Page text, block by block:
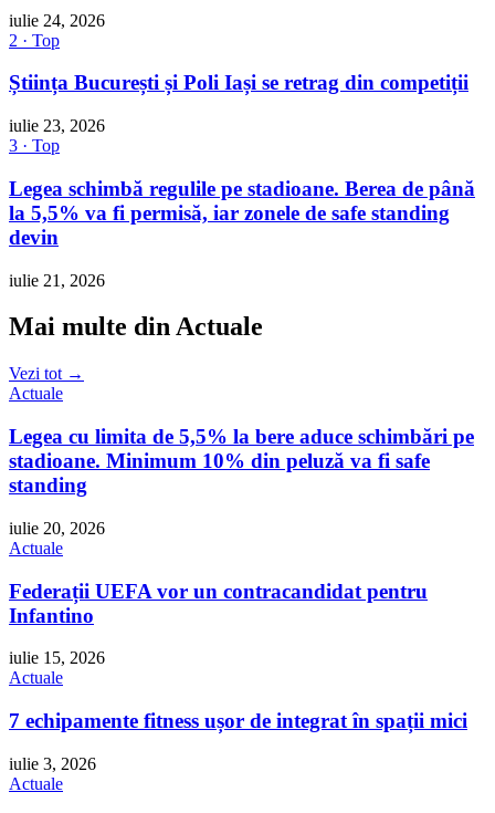
iulie 24, 2026
2 · Top
Știința București și Poli Iași se retrag din competiții
iulie 23, 2026
3 · Top
Legea schimbă regulile pe stadioane. Berea de până
la 5,5% va fi permisă, iar zonele de safe standing
devin
iulie 21, 2026
Mai multe din Actuale
Vezi tot →
Actuale
Legea cu limita de 5,5% la bere aduce schimbări pe
stadioane. Minimum 10% din peluză va fi safe
standing
iulie 20, 2026
Actuale
Federații UEFA vor un contracandidat pentru
Infantino
iulie 15, 2026
Actuale
7 echipamente fitness ușor de integrat în spații mici
iulie 3, 2026
Actuale